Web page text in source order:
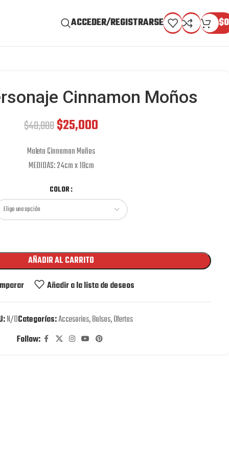
ACCEDER/REGISTRARSE $0
Cinnamon Moños
$40,000$25,000
Maleta Cinnamon Moños
MEDIDAS: 24cm x 18cm
COLOR
AÑADIR AL CARRITO
Añadir a la lista de deseos
N/DCategorías:Accesorios,Bolsos,Ofertas
Follow: